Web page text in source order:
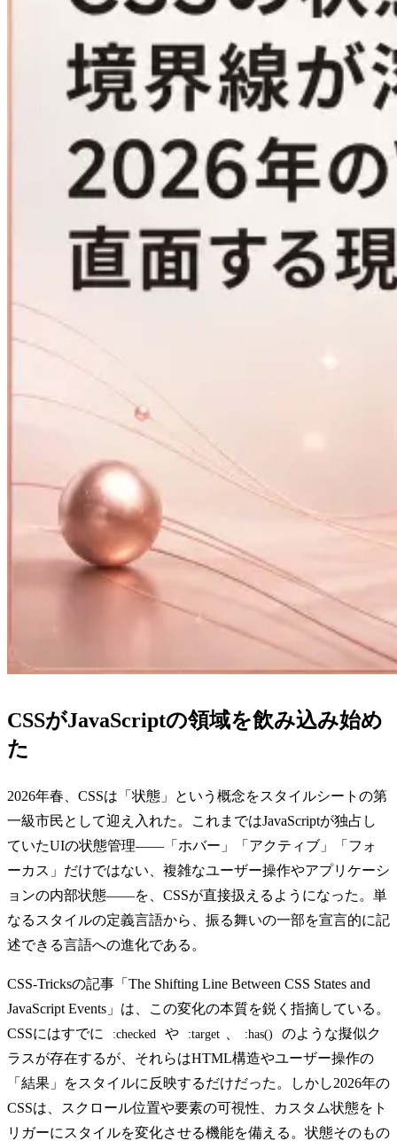
CSSがJavaScriptの領域を飲み込み始め
た
2026年春、CSSは「状態」という概念をスタイルシートの第
一級市民として迎え入れた。これまではJavaScriptが独占し
ていたUIの状態管理——「ホバー」「アクティブ」「フォ
ーカス」だけではない、複雑なユーザー操作やアプリケーシ
ョンの内部状態——を、CSSが直接扱えるようになった。単
なるスタイルの定義言語から、振る舞いの一部を宣言的に記
述できる言語への進化である。
CSS-Tricksの記事「The Shifting Line Between CSS States and
JavaScript Events」は、この変化の本質を鋭く指摘している。
CSSにはすでに
:checked や :target :has()
のような擬似ク
ラスが存在するが、それらはHTML構造やユーザー操作の
「結果」をスタイルに反映するだけだった。しかし2026年の
CSSは、スクロール位置や要素の可視性、カスタム状態をト
リガーにスタイルを変化させる機能を備える。状態そのもの